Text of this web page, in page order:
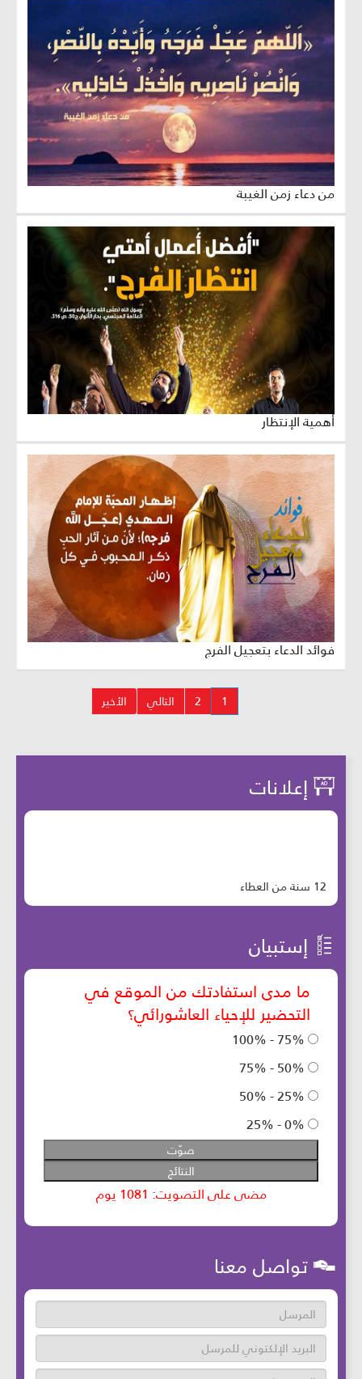
من دعاء زمن الغيبة
أهمية الإنتظار
فوائد الدعاء بتعجيل الفرج
1
2 التالي الأخير
إعلانات
12 سنة من العطاء
إستبيان
تواصل معنا